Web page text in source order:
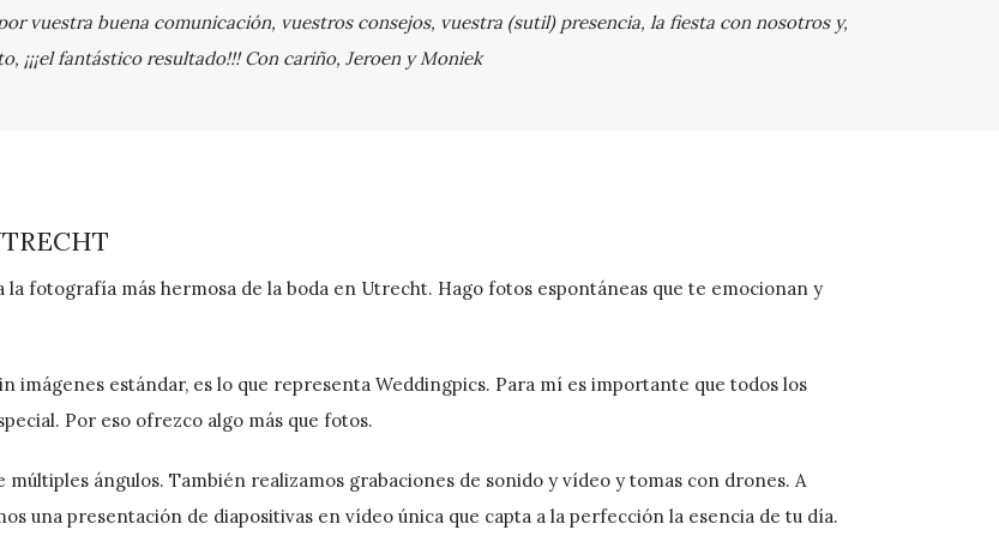
vuestra buena comunicación, vuestros consejos, vuestra (sutil) presencia, la fiesta con nosotros y,
¡¡¡el fantástico resultado!!! Con cariño, Jeroen y Moniek
fotografía más hermosa de la boda en Utrecht. Hago fotos espontáneas que te emocionan y
imágenes estándar, es lo que representa Weddingpics. Para mí es importante que todos los
Por eso ofrezco algo más que fotos.
ángulos. También realizamos grabaciones de sonido y vídeo y tomas con drones. A
una presentación de diapositivas en vídeo única que capta a la perfección la esencia de tu día.